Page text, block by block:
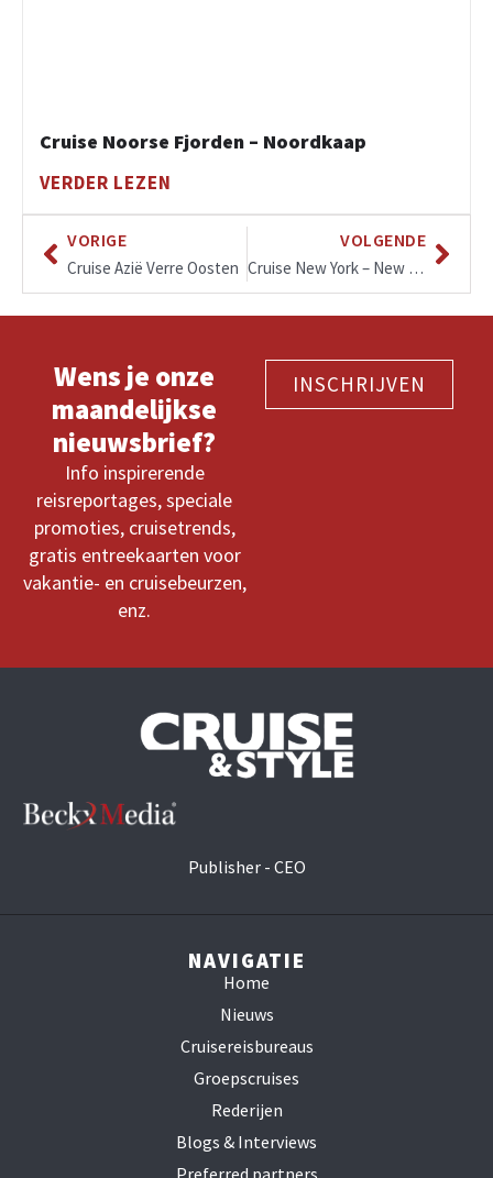
Cruise Noorse Fjorden – Noordkaap
VERDER LEZEN
VORIGE
Cruise Azië Verre Oosten
VOLGENDE
Cruise New York – New England – Canada
Wens je onze
maandelijkse
nieuwsbrief?
Info inspirerende
reisreportages, speciale
promoties, cruisetrends,
gratis entreekaarten voor
vakantie- en cruisebeurzen,
enz.
INSCHRIJVEN
Publisher - CEO
NAVIGATIE
Home
Nieuws
Cruisereisbureaus
Groepscruises
Rederijen
Blogs & Interviews
Preferred partners